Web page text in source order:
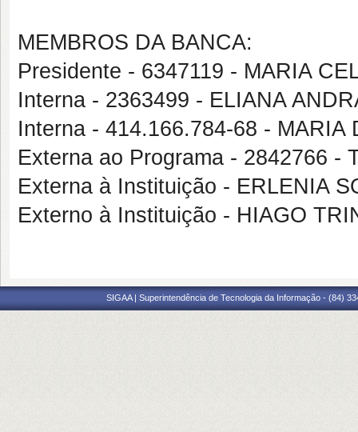
MEMBROS DA BANCA:
Presidente - 6347119 - MARIA
Interna - 2363499 - ELIANA
Interna - 414.166.784-68 - MARIA
Externa ao Programa - 2842766 -
Externa à Instituição - ERLENIA
Externo à Instituição - HIAGO
SIGAA | Superintendência de Tecnologia da Informação - (84)